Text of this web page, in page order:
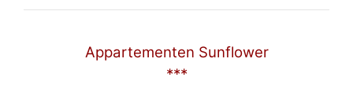
Appartementen Sunflower
***